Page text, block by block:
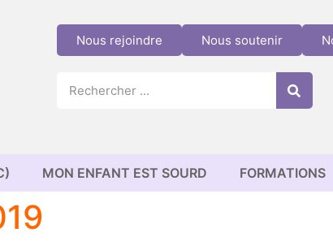
Nous rejoindre Nous soutenir
MON ENFANT EST SOURD FORMATIONS